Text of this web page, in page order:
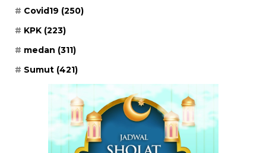
Covid19 (250)
KPK (223)
medan (311)
Sumut (421)